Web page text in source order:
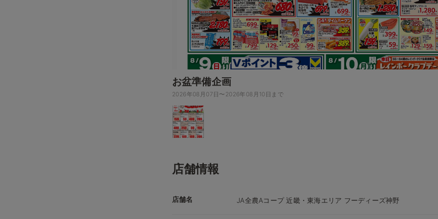
お盆準備企画
2026年08月07日〜2026年08月10日まで
店舗情報
店舗名 JA全農Aコープ 近畿・東海エリア フーディーズ神野